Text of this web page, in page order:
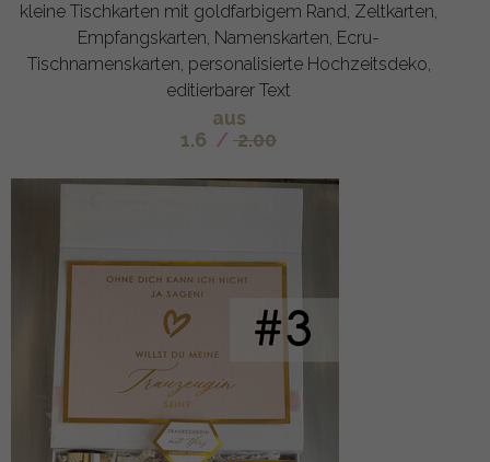
kleine Tischkarten mit goldfarbigem Rand, Zeltkarten,
Empfangskarten, Namenskarten, Ecru-
Tischnamenskarten, personalisierte Hochzeitsdeko,
editierbarer Text
aus
1.6 / 2.00